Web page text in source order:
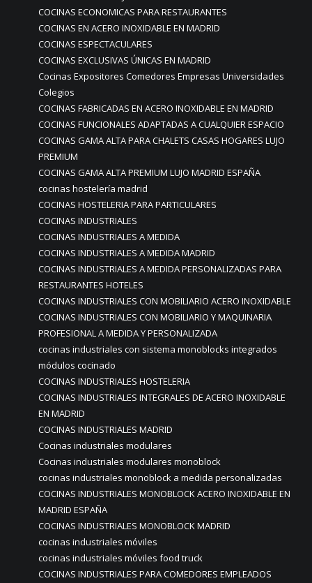
COCINAS ECONOMICAS PARA RESTAURANTES
COCINAS EN ACERO INOXIDABLE EN MADRID
COCINAS ESPECTACULARES
COCINAS EXCLUSIVAS ÚNICAS EN MADRID
Cocinas Expositores Comedores Empresas Universidades
Colegios
COCINAS FABRICADAS EN ACERO INOXIDABLE EN MADRID
COCINAS FUNCIONALES ADAPTADAS A CUALQUIER ESPACIO
COCINAS GAMA ALTA PARA CHALETS CASAS HOGARES LUJO
PREMIUM
COCINAS GAMA ALTA PREMIUM LUJO MADRID ESPAÑA
cocinas hostelería madrid
COCINAS HOSTELERIA PARA PARTICULARES
COCINAS INDUSTRIALES
COCINAS INDUSTRIALES A MEDIDA
COCINAS INDUSTRIALES A MEDIDA MADRID
COCINAS INDUSTRIALES A MEDIDA PERSONALIZADAS PARA
RESTAURANTES HOTELES
COCINAS INDUSTRIALES CON MOBILIARIO ACERO INOXIDABLE
COCINAS INDUSTRIALES CON MOBILIARIO Y MAQUINARIA
PROFESIONAL A MEDIDA Y PERSONALIZADA
cocinas industriales con sistema monoblocks integrados
módulos cocinado
COCINAS INDUSTRIALES HOSTELERIA
COCINAS INDUSTRIALES INTEGRALES DE ACERO INOXIDABLE
EN MADRID
COCINAS INDUSTRIALES MADRID
Cocinas industriales modulares
Cocinas industriales modulares monoblock
cocinas industriales monoblock a medida personalizadas
COCINAS INDUSTRIALES MONOBLOCK ACERO INOXIDABLE EN
MADRID ESPAÑA
COCINAS INDUSTRIALES MONOBLOCK MADRID
cocinas industriales móviles
cocinas industriales móviles food truck
COCINAS INDUSTRIALES PARA COMEDORES EMPLEADOS